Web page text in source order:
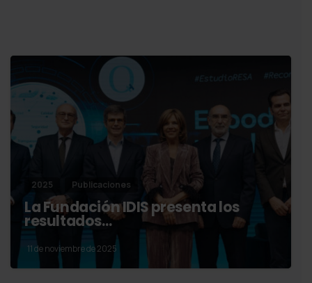
2025 Publicaciones
La Fundación IDIS presenta los
resultados…
11 de noviembre de 2025